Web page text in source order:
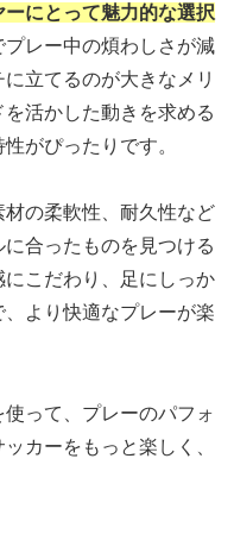
にとって魅力的な選択
レー中の煩わしさが減
立てるのが大きなメリ
活かした動きを求める
がぴったりです。
の柔軟性、耐久性など
合ったものを見つける
こだわり、足にしっか
より快適なプレーが楽
って、プレーのパフォ
カーをもっと楽しく、